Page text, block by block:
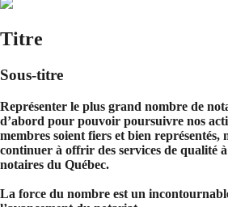
Titre
Sous-titre
Représenter le plus grand nombre de
d’abord pour pouvoir poursuivre nos
membres soient fiers et bien représentés,
continuer à offrir des services de qualité
notaires du Québec.
La force du nombre est un